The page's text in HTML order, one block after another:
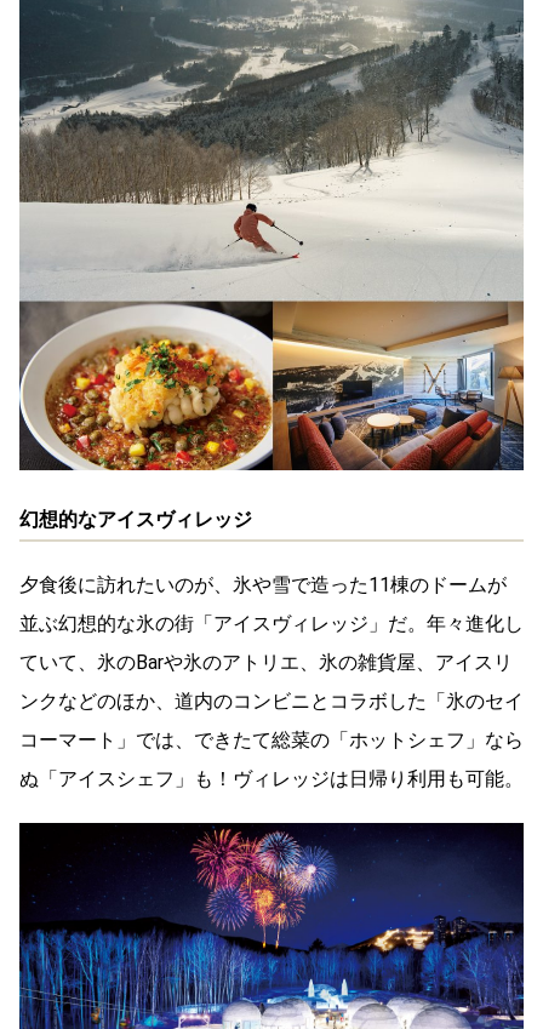
幻想的なアイスヴィレッジ
夕食後に訪れたいのが、氷や雪で造った11棟のドームが
並ぶ幻想的な氷の街「アイスヴィレッジ」だ。年々進化し
ていて、氷のBarや氷のアトリエ、氷の雑貨屋、アイスリ
ンクなどのほか、道内のコンビニとコラボした「氷のセイ
コーマート」では、できたて総菜の「ホットシェフ」なら
ぬ「アイスシェフ」も！ヴィレッジは日帰り利用も可能。